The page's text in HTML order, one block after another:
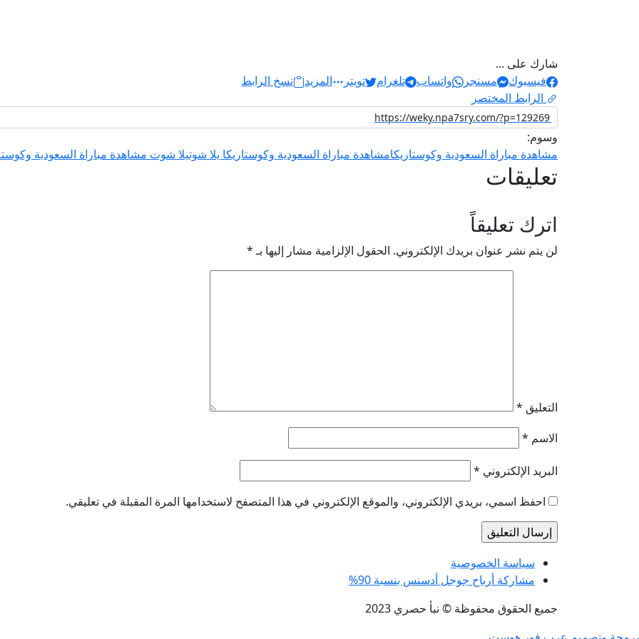
شارك على ...
فيسبوك
مسنجر واتساب تلغرام تويتر المزيد
نسخ الرابط
الرابط المختصر
وسوم:
مشاهدة مباراة السعودية وكوستاريكامشاهدة مباراة السعودية وكوستاريكا يلا شوتيلا شوت مشاهدة مباراة السعودية
تعليقات
اترك تعليقاً
لن يتم نشر عنوان بريدك الإلكتروني. الحقول الإلزامية مشار إليها بـ*
التعليق *
الاسم *
البريد الإلكتروني *
احفظ اسمي، بريدي الإلكتروني، والموقع الإلكتروني في هذا المتصفح لاستخدامها المرة المقبلة في تعليقي.
سياسة الخصوصية
مشاركة أرباح جوجل أدسنس بنسبة 90%
جميع الحقوق محفوظة © نبأ حصري 2023